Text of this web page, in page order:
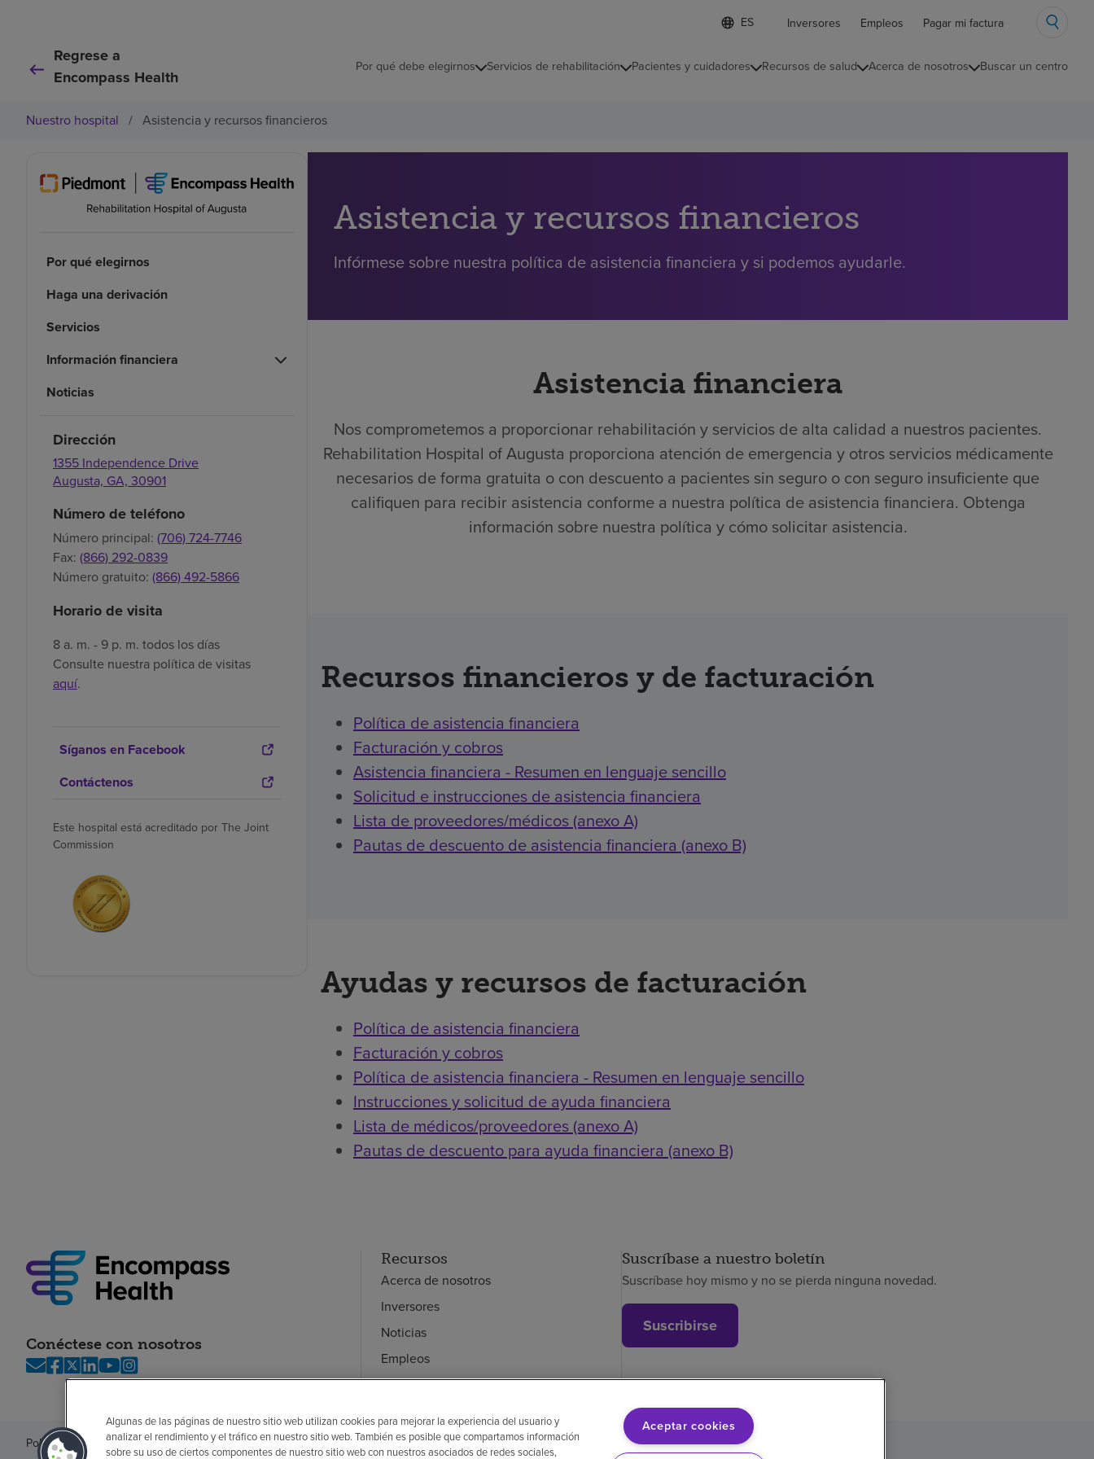
Lista
de
contraída
d
o
e
o
n
d
Inversores Empleos Pagar mi factura
Regrese a
Encompass Health
Por qué debe elegirnos Servicios de rehabilitación Pacientes y cuidadores Recursos de salud Acerca de nosotros Buscar un centro
Nuestro hospital / Asistencia y recursos financieros
Por qué elegirnos
Haga una derivación
Servicios
Información financiera
Noticias
Dirección
1355 Independence Drive
Augusta, GA, 30901
Número de teléfono
Número principal: (706) 724-7746
Fax: (866) 292-0839
Número gratuito: (866) 492-5866
Horario de visita
8 a. m. - 9 p. m. todos los días
Consulte nuestra política de visitas
aquí.
Síganos en Facebook
Contáctenos
Este hospital está acreditado por The Joint
Commission
Asistencia y recursos financieros
Infórmese sobre nuestra política de asistencia financiera y si podemos ayudarle.
Asistencia financiera
Nos comprometemos a proporcionar rehabilitación y servicios de alta calidad a nuestros pacientes.
Rehabilitation Hospital of Augusta proporciona atención de emergencia y otros servicios médicamente
necesarios de forma gratuita o con descuento a pacientes sin seguro o con seguro insuficiente que
califiquen para recibir asistencia conforme a nuestra política de asistencia financiera. Obtenga
información sobre nuestra política y cómo solicitar asistencia.
Recursos financieros y de facturación
Política de asistencia financiera
Facturación y cobros
Asistencia financiera - Resumen en lenguaje sencillo
Solicitud e instrucciones de asistencia financiera
Lista de proveedores/médicos (anexo A)
Pautas de descuento de asistencia financiera (anexo B)
Ayudas y recursos de facturación
Política de asistencia financiera
Facturación y cobros
Política de asistencia financiera - Resumen en lenguaje sencillo
Instrucciones y solicitud de ayuda financiera
Lista de médicos/proveedores (anexo A)
Pautas de descuento para ayuda financiera (anexo B)
Conéctese con nosotros
Recursos
Acerca de nosotros
Inversores
Noticias
Empleos
Empleados
Suscríbase a nuestro boletín
Suscríbase hoy mismo y no se pierda ninguna novedad.
Suscribirse
Política de privacidadLegalSin sorpresas AccesibilidadSi no habla inglésAviso de no discriminaciónCumplimiento de los proveedoresTransparencia de precios
Algunas de las páginas de nuestro sitio web utilizan cookies para mejorar la experiencia del usuario y
analizar el rendimiento y el tráfico en nuestro sitio web. También es posible que compartamos información
sobre su uso de ciertos componentes de nuestro sitio web con nuestros asociados de redes sociales,
Aceptar cookies